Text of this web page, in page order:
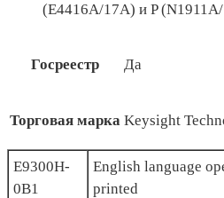
(E4416A/17A) и P
Госреестр Да
Торговая марка Keysight
E9300H-
0B1
English language
printed